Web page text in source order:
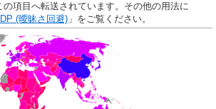
の項目へ転送されています。その他の用法に
(曖昧さ回避) 」をご覧ください。